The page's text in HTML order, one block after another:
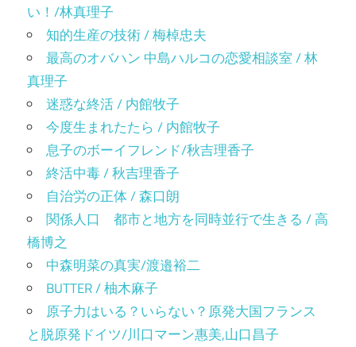
い！/林真理子
知的生産の技術 / 梅棹忠夫
最高のオバハン 中島ハルコの恋愛相談室 / 林
真理子
迷惑な終活 / 内館牧子
今度生まれたたら / 内館牧子
息子のボーイフレンド/秋吉理香子
終活中毒 / 秋吉理香子
自治労の正体 / 森口朗
関係人口 都市と地方を同時並行で生きる / 高
橋博之
中森明菜の真実/渡邉裕二
BUTTER / 柚木麻子
原子力はいる？いらない？原発大国フランス
と脱原発ドイツ/川口マーン惠美,山口昌子